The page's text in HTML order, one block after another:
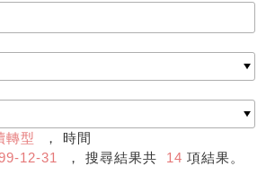
轉型
， 時間
12-31
， 搜尋結果共 14 項結果。